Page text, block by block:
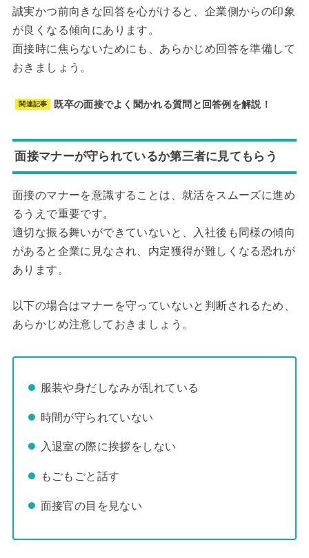
誠実かつ前向きな回答を心がけると、企業側からの印象
が良くなる傾向にあります。
面接時に焦らないためにも、あらかじめ回答を準備して
おきましょう。
関連記事 既卒の面接でよく聞かれる質問と回答例を解説！
面接マナーが守られているか第三者に見てもらう
面接のマナーを意識することは、就活をスムーズに進め
るうえで重要です。
適切な振る舞いができていないと、入社後も同様の傾向
があると企業に見なされ、内定獲得が難しくなる恐れが
あります。
以下の場合はマナーを守っていないと判断されるため、
あらかじめ注意しておきましょう。
服装や身だしなみが乱れている
時間が守られていない
入退室の際に挨拶をしない
もごもごと話す
面接官の目を見ない